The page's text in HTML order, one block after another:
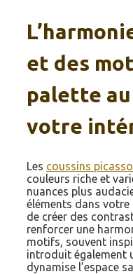
et des
palette
votre
Les coussins
couleurs riche et
nuances plus
éléments dans
de créer des
renforcer une
motifs, souvent
introduit également
dynamise l’espace